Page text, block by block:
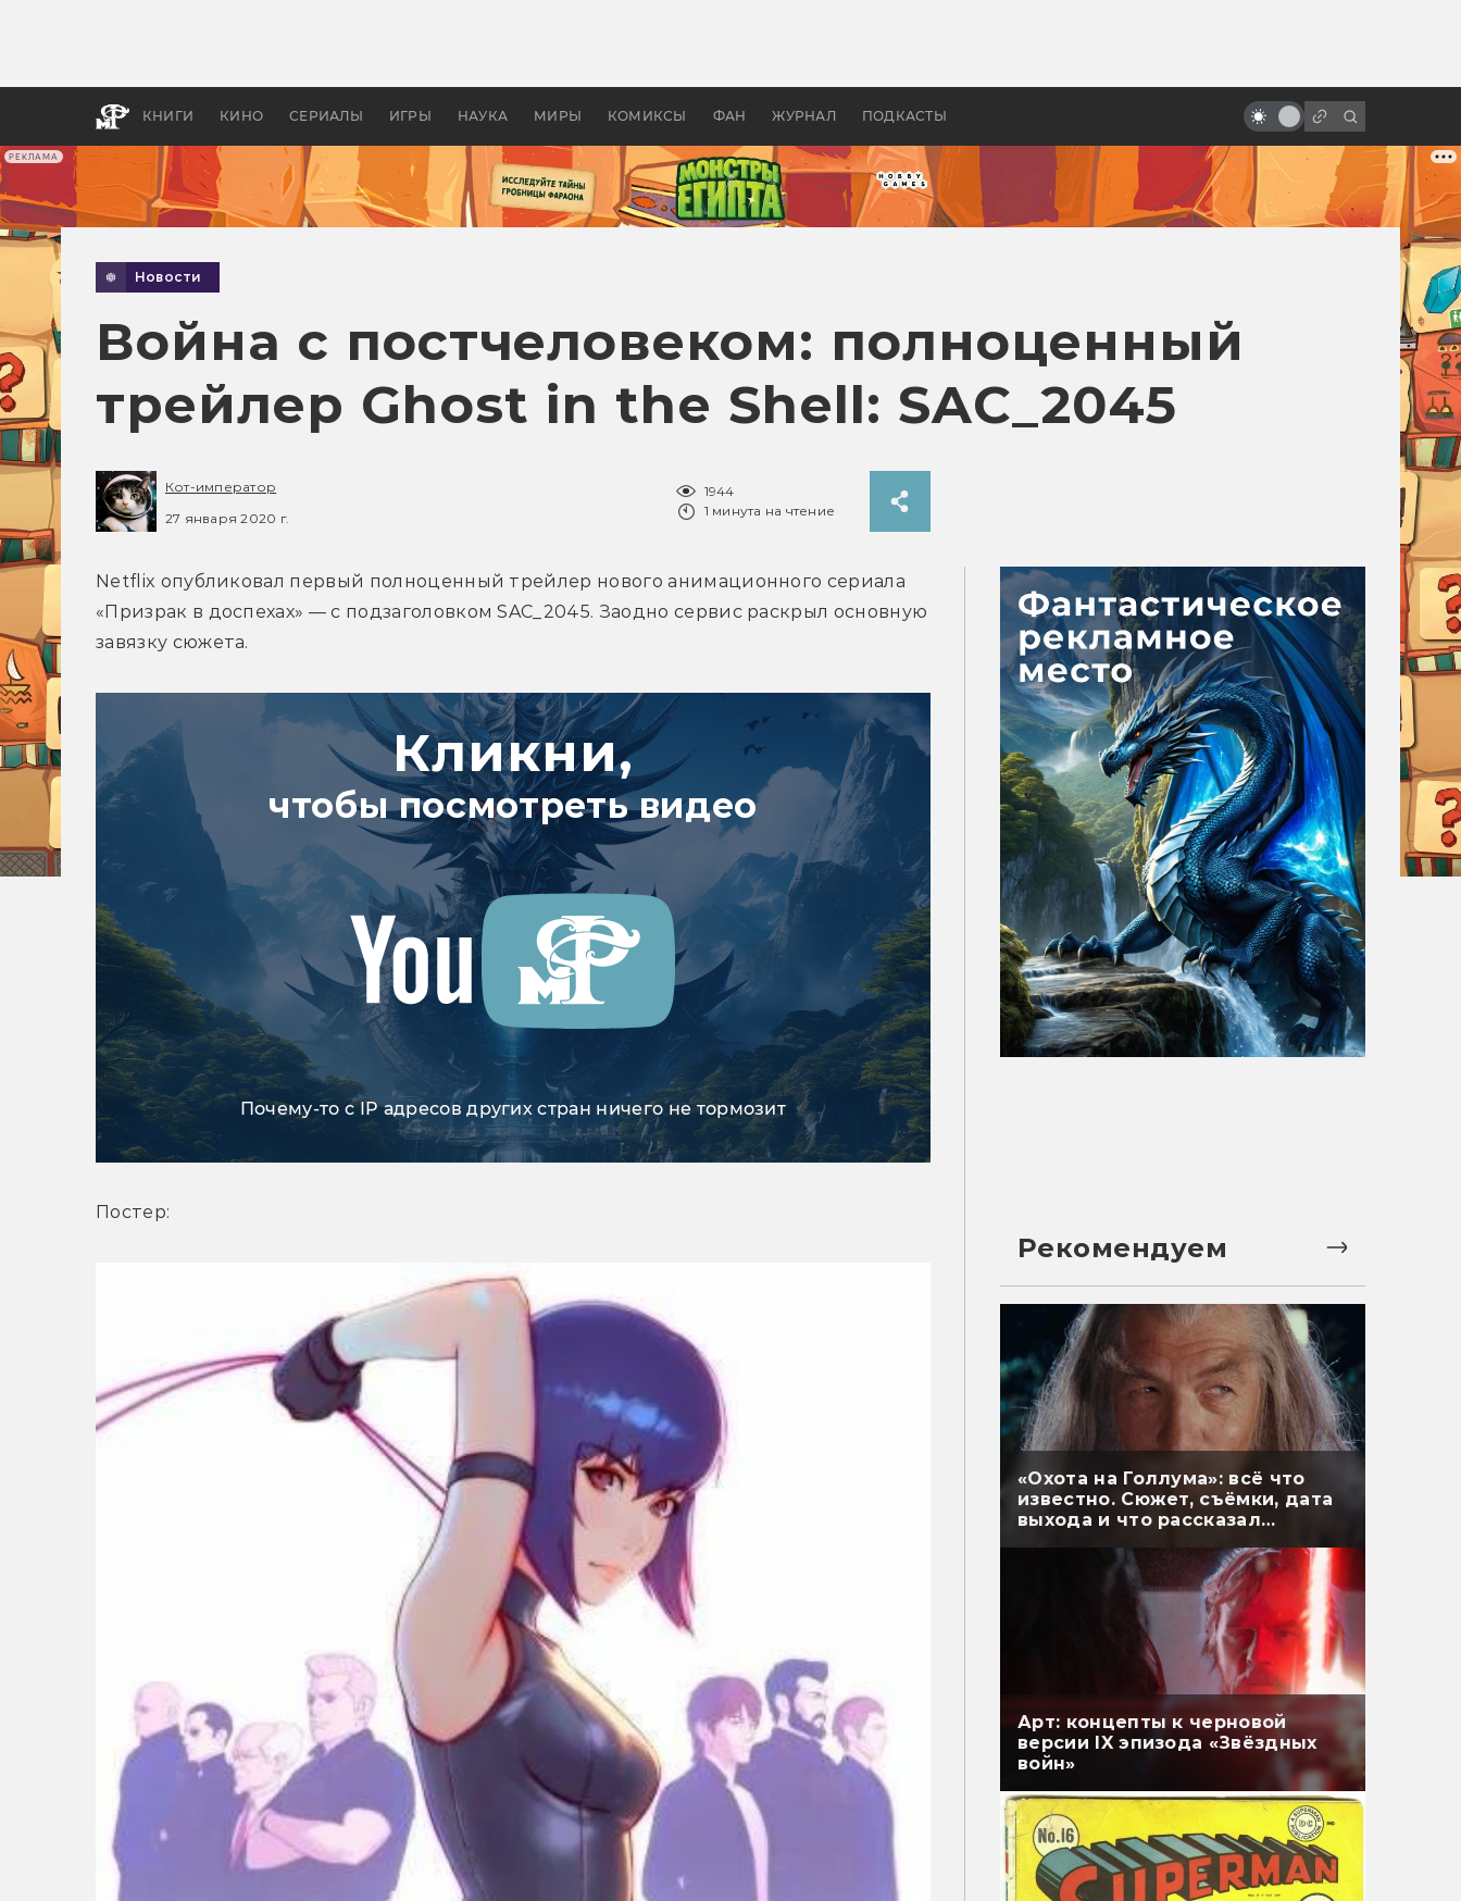
РЕКЛАМА
КНИГИ КИНО СЕРИАЛЫ ИГРЫ НАУКА МИРЫ КОМИКСЫ ФАН ЖУРНАЛ ПОДКАСТЫ
апокалипсис, в России —
бы «Властелина колец»
всего остального фильма
Новости
Война с постчеловеком: полноценный
трейлер Ghost in the Shell: SAC_2045
Кот-император
27 января 2020 г.
1944
1 минута на чтение
Netflix опубликовал первый полноценный трейлер нового анимационного сериала
«Призрак в доспехах» — с подзаголовком SAC_2045. Заодно сервис раскрыл основную
завязку сюжета.
Кликни,
чтобы посмотреть видео
Почему-то с IP адресов других стран ничего не тормозит
Постер:
Рекомендуем
«Охота на Голлума»: всё что
известно. Сюжет, съёмки, дата
выхода и что рассказал
Арт: концепты к черновой
версии IX эпизода «Звёздных
войн»